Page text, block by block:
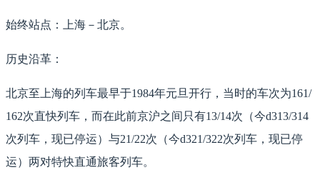
始终站点：上海－北京。
历史沿革：
北京至上海的列车最早于1984年元旦开行，当时的车次为161/
162次直快列车，而在此前京沪之间只有13/14次（今d313/314
次列车，现已停运）与21/22次（今d321/322次列车，现已停
运）两对特快直通旅客列车。